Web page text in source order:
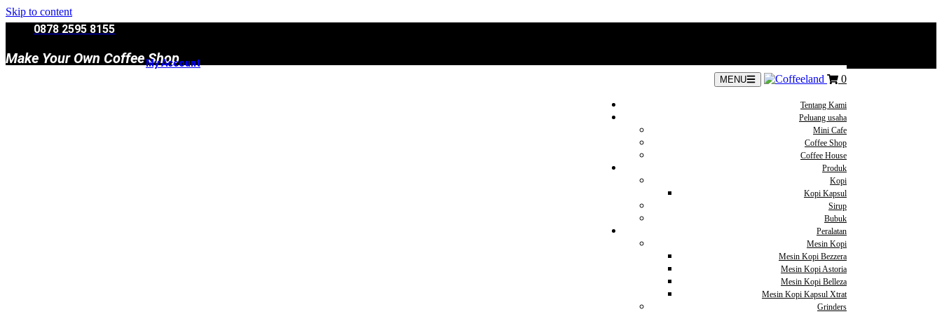
Skip to content
0878 2595 8155
Make Your Own Coffee Shop
My Account
MENU 0
Tentang Kami
Peluang usaha
Mini Cafe
Coffee Shop
Coffee House
Produk
Kopi
Kopi Kapsul
Sirup
Bubuk
Peralatan
Mesin Kopi
Mesin Kopi Bezzera
Mesin Kopi Astoria
Mesin Kopi Belleza
Mesin Kopi Kapsul Xtrat
Grinders